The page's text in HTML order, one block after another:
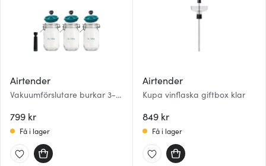
Airtender
Vakuumförslutare burkar 3-
799 kr
Få i lager
Airtender
Kupa vinflaska giftbox klar
849 kr
Få i lager